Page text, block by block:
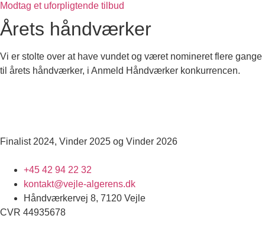
Modtag et uforpligtende tilbud
Årets håndværker
Vi er stolte over at have vundet og været nomineret flere gange
til årets håndværker, i Anmeld Håndværker konkurrencen.
Finalist 2024, Vinder 2025 og Vinder 2026
+45 42 94 22 32
kontakt@vejle-algerens.dk
Håndværkervej 8, 7120 Vejle
CVR 44935678